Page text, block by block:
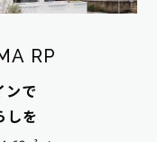
RP
ンで
しを